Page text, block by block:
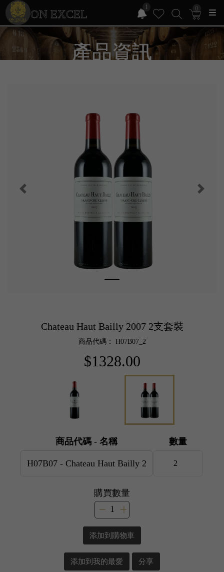
ON EXCEL
1 0
產品資訊
Chateau Haut Bailly 2007 2支套裝
商品代碼： H07B07_2
$1328.00
商品代碼 - 名稱 數量
購買數量
添加到購物車
添加到我的最愛 分享